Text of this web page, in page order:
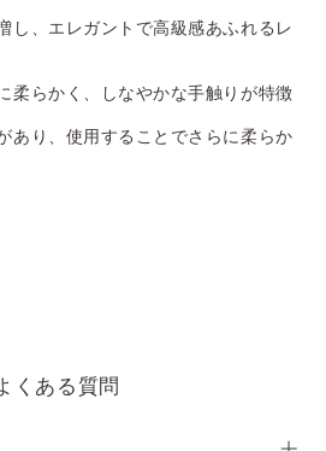
し、エレガントで高級感あふれるレ
柔らかく、しなやかな手触りが特徴
あり、使用することでさらに柔らか
くある質問